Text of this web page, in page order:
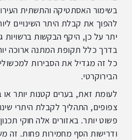
בשימור האסתטיקה והתשתית
להפוך את קבלת היתר השינויים
יתר על כן, היקף הבקשות ברשויות
בדרך כלל תקופת המתנה ארוכה
כל זה מגדיל את הסבירות
הבירוקרטי.
לעומת זאת, בערים קטנות יותר או
צפופים, התהליך לקבלת היתרי
פשוט יותר. באזורים אלה חוקי
ודרישות הסף מחמירות פחות. זה